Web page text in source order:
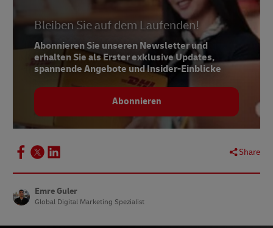
Bleiben Sie auf dem Laufenden!
Abonnieren Sie unseren Newsletter und
erhalten Sie als Erster exklusive Updates,
spannende Angebote und Insider-Einblicke
Abonnieren
Share
Emre Guler
Global Digital Marketing Spezialist